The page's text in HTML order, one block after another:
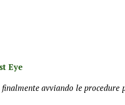
Eye
avviando le